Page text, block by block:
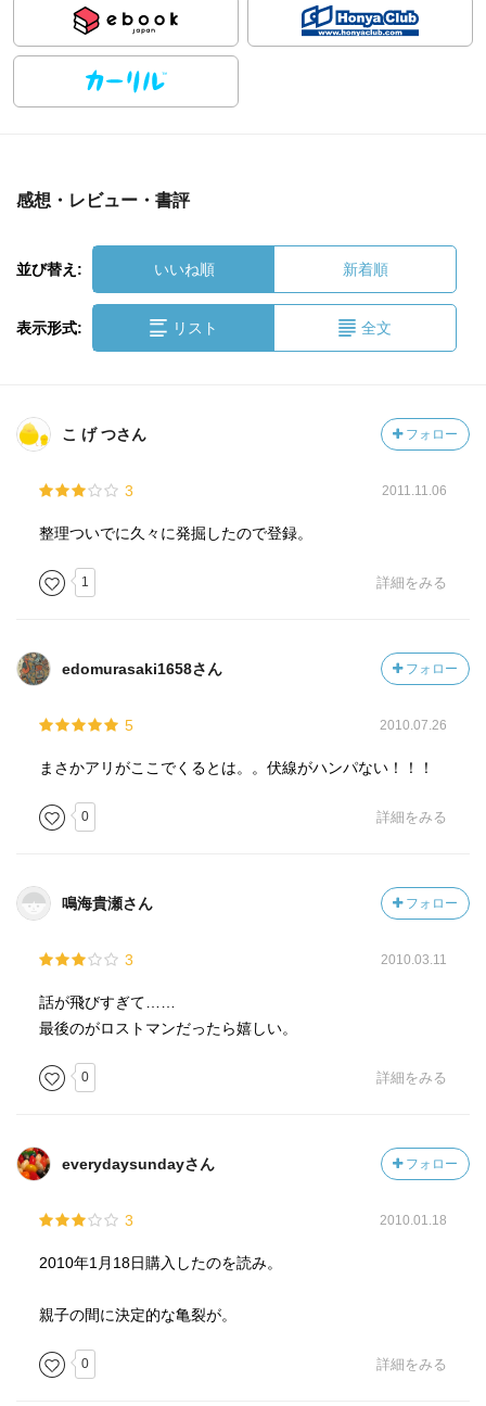
感想・レビュー・書評
並び替え: いいね順 新着順
表示形式: リスト 全文
こ げ つさん フォロー
3 2011.11.06
整理ついでに久々に発掘したので登録。
1 詳細をみる
edomurasaki1658さん フォロー
5 2010.07.26
まさかアリがここでくるとは。。伏線がハンパない！！！
0 詳細をみる
鳴海貴瀬さん フォロー
3 2010.03.11
話が飛びすぎて……
最後のがロストマンだったら嬉しい。
0 詳細をみる
everydaysundayさん フォロー
3 2010.01.18
2010年1月18日購入したのを読み。
親子の間に決定的な亀裂が。
0 詳細をみる